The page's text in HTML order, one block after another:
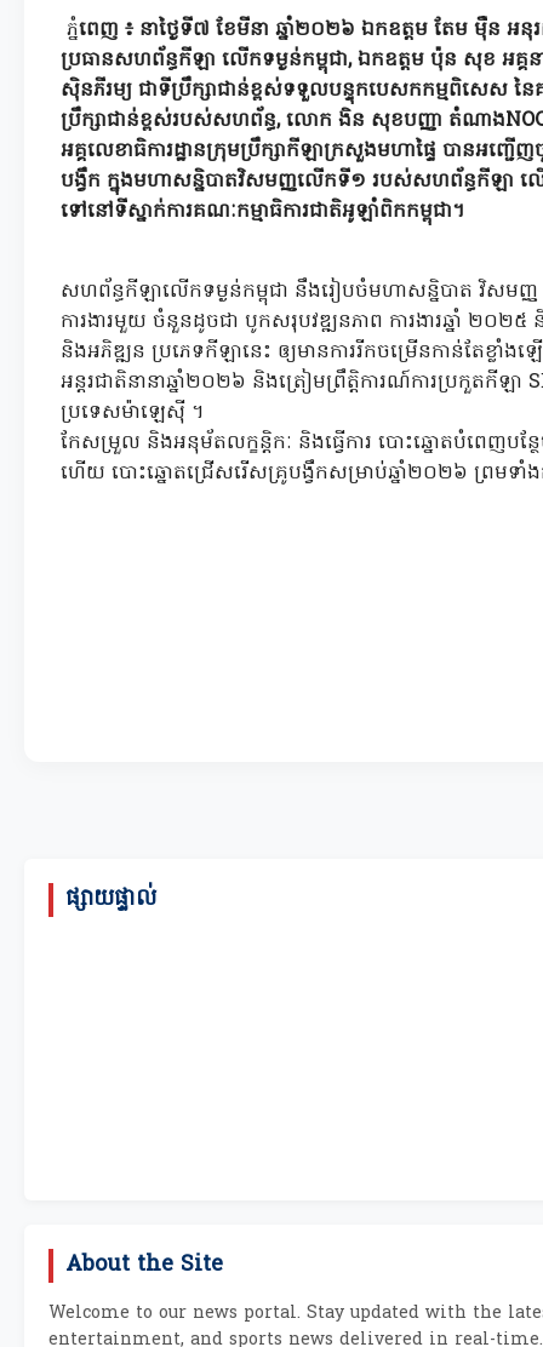
ភ្នំពេញ ៖ នាថ្ងៃទី៧ ខែមីនា ឆ្នាំ២០២៦ ឯកឧត្តម តែម ម៉ឺន អនុរ
ប្រធានសហព័ន្ធកីឡា លើកទម្ងន់កម្ពុជា,ឯកឧត្តម ប៉ុន សុខ អគ្គន
ស៊ិនភីរម្យ ​ជាទីប្រឹក្សាជាន់ខ្ពស់​ទទួលបន្ទុកបេសកកម្មពិសេស នៃ
ប្រឹក្សាជាន់ខ្ពស់របស់សហព័ន្ធ, លោក ងិន សុខបញ្ញា តំណាង
អគ្គលេខាធិការដ្ឋានក្រុមប្រឹក្សាកីឡាក្រសួងមហាផ្ទៃ បានអញ្ជ
បង្វឹក ក្នុងមហាសន្និបាតវិសមញ្ញលើកទី១ របស់សហព័ន្ធកីឡា លើ
ទៅនៅទីស្នាក់ការគណៈកម្មាធិការជាតិអូឡាំពិកកម្ពុជា។
សហព័ន្ធកីឡាលើកទម្ងន់កម្ពុជា នឹងរៀបចំមហាសន្និបាត វិស
ការងារមួយ ចំនួនដូចជា បូកសរុបវឌ្ឍនភាព ការងារឆ្នាំ ២០២៥
និងអភិឌ្ឍន ប្រភេទកីឡានេះ ឲ្យមានការរីកចម្រើនកាន់តែខ្លាំ
អន្តរជាតិនានាឆ្នាំ២០២៦ និងត្រៀមព្រឹត្តិការណ៍ការប្រកួតកីឡ
ប្រទេសម៉ាឡេស៊ី ។
កែសម្រួល និងអនុម័តលក្ខន្តិកៈ និងធ្វើការ បោះឆ្នោតបំពេញបន្
ហើយ បោះឆ្នោតជ្រើសរើសគ្រូបង្វឹកសម្រាប់ឆ្នាំ២០២៦ ព្រមទាំ
ផ្សាយផ្ទាល់
About the Site
Welcome to our news portal. Stay updated with the
entertainment, and sports news delivered in real-time.